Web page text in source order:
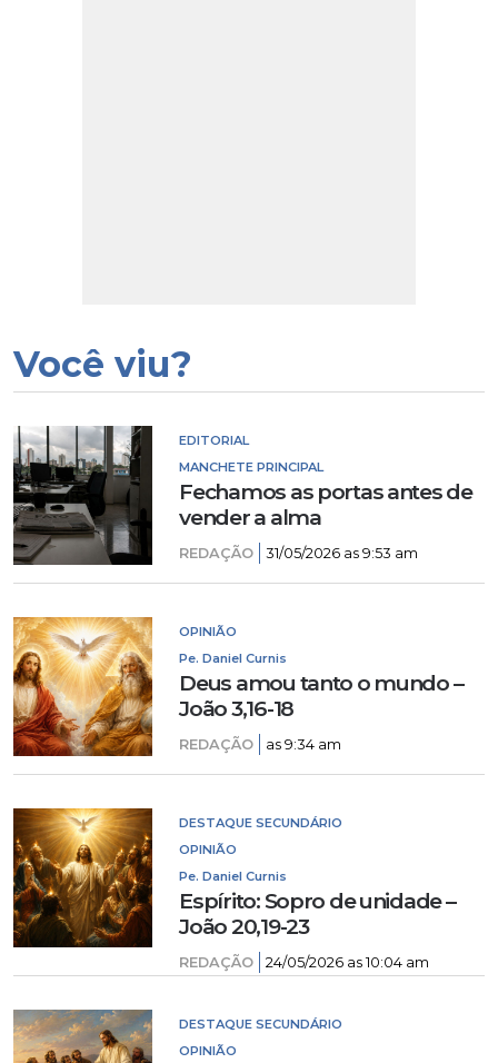
Você viu?
EDITORIAL
MANCHETE PRINCIPAL
Fechamos as portas antes de
vender a alma
REDAÇÃO 31/05/2026 as 9:53 am
OPINIÃO
Pe. Daniel Curnis
Deus amou tanto o mundo –
João 3,16-18
REDAÇÃO as 9:34 am
DESTAQUE SECUNDÁRIO
OPINIÃO
Pe. Daniel Curnis
Espírito: Sopro de unidade –
João 20,19-23
REDAÇÃO 24/05/2026 as 10:04 am
DESTAQUE SECUNDÁRIO
OPINIÃO